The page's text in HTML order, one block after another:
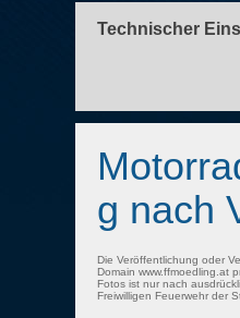
Technischer
g nach
Die Veröffentlichung oder
Domain www.ffmoedling.at
Fotos ist nur nach
Freiwilligen Feuerwehr der